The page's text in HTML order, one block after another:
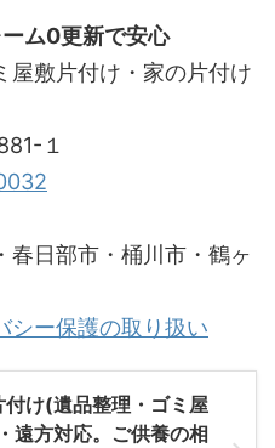
ム0更新で安心
屋敷片付け・家の片付け
１
春日部市・桶川市・鶴ヶ
シー保護の取り扱い
付け(遺品整理・ゴミ屋
遠方対応。ご供養の相